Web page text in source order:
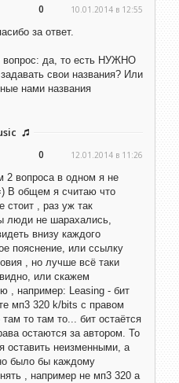
0 10.01.2014 в 12:55
за ответ.
вопрос: да, то есть НУЖНО
свои названия? Или
нами названия
0 12.01.2014 в 11:26
2 вопроса в одном я не
В общем я считаю что
стоит , раз уж так
люди не шарахались,
внизу каждого
пояснение, или ссылку
, но лучше всё таки
или скажем
, например: Leasing - бит
мп3 320 k/bits с правом
там то там то... бит остаётся
остаются за автором. То
оставить неизменными, а
было бы каждому
, например не мп3 320 а